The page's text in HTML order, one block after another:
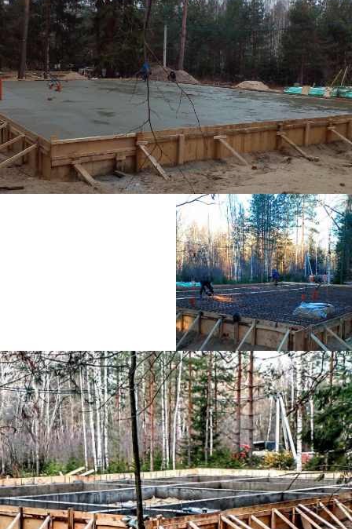
603152, г.Нижний Новгород, ул.Кащенко,
д.2Б, офис 106Б
ckvalue@yandex.ru
+7 930 207-07-02
наш телеграм канал
E-mail:
Адрес:
Написать нам в Telegram
Написать нам в WhatsApp